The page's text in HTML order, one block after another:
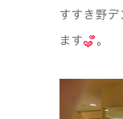
すすき野デ
ます 。